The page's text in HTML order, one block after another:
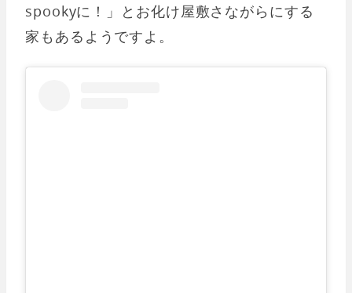
spookyに！」とお化け屋敷さながらにする
家もあるようですよ。